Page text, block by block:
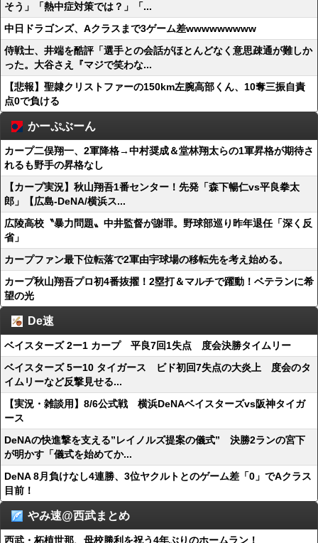
そう」「熱中症対策では？」「...
中日ドラゴンズ、Aクラスまで3ゲーム差wwwwwwwww
侍戦士、井端を酷評「選手との会話がほとんどなく意思疎通が難しか
った。大谷さえ『マジで笑わな...
【悲報】聖隷クリストファーの150km左腕高部くん、10奪三振自責
点0で負ける
かーぷぶーん
カープ二俣翔一、2軍降格→中村奨成＆堂林翔太らの1軍昇格が期待さ
れるも野手の昇格なし
【カープ実況】秋山翔吾1番センター！先発「森下暢仁vs平良拳太
郎」【広島-DeNA/横浜ス...
広陵高校〝暴力問題〟中井監督が謝罪。野球部巡り昨年退任「深く反
省」
カープファン最下位転落で2軍由宇球場の移転先を考え始める。
カープ秋山翔吾プロ初4番抜擢！2塁打＆マルチで躍動！ベテランに希
望の光
De速
ベイスターズ 2ー1 カープ 平良7回1失点 度会決勝タイムリー
ベイスターズ 5ー10 タイガース ビド初回7失点の大炎上 度会のタ
イムリーなど反撃見せる...
【実況・雑談用】8/6公式戦 横浜DeNAベイスターズvs阪神タイガ
ース
DeNAの快進撃を支える”レイノルズ提案の儀式” 決勝2ランの宮下
が明かす「儀式を始めてか...
DeNA 8月負けなし4連勝、3位ヤクルトとのゲーム差「0」でAクラス
目前！
やみ速@西武まとめ
西武・柘植世那、母校勝利を祝う4年ぶりのホームラン！